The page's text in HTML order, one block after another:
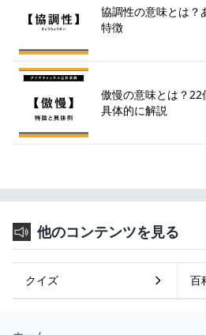
協調性の意味とは？
特徴
傲慢の意味とは？
具体的に解説
他のコンテンツを見る
クイズ 百